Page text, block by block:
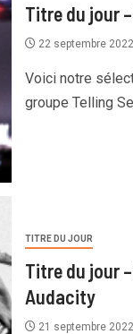
Titre du jour
22 septembre 2022
Voici notre
groupe Telling
TITRE DU JOUR
Titre du jour
Audacity
21 septembre 2022